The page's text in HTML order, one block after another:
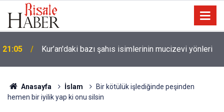
21:05 Kur’an'daki bazı şahıs isimlerinin mucizevi yönleri
20:02
kin kustu
Anasayfa İslam
Bir kötülük işlediğinde peşinden
hemen bir iyilik yap ki onu silsin